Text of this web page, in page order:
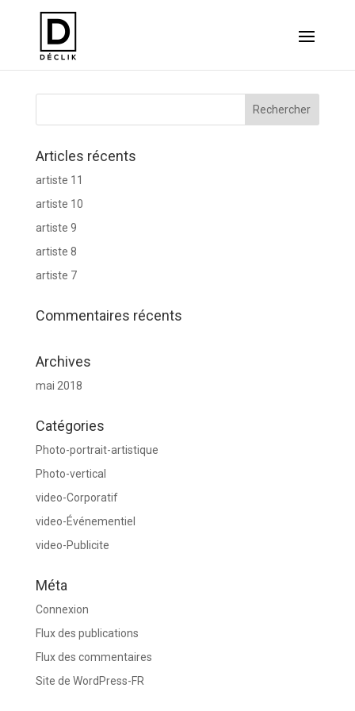
Réseau ACTION TI
Articles récents
artiste 11
artiste 10
artiste 9
artiste 8
artiste 7
Commentaires récents
Archives
mai 2018
Catégories
Photo-portrait-artistique
Photo-vertical
video-Corporatif
video-Événementiel
video-Publicite
Méta
Connexion
Flux des publications
Flux des commentaires
Site de WordPress-FR